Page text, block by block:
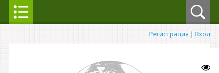
Регистрация | Вход